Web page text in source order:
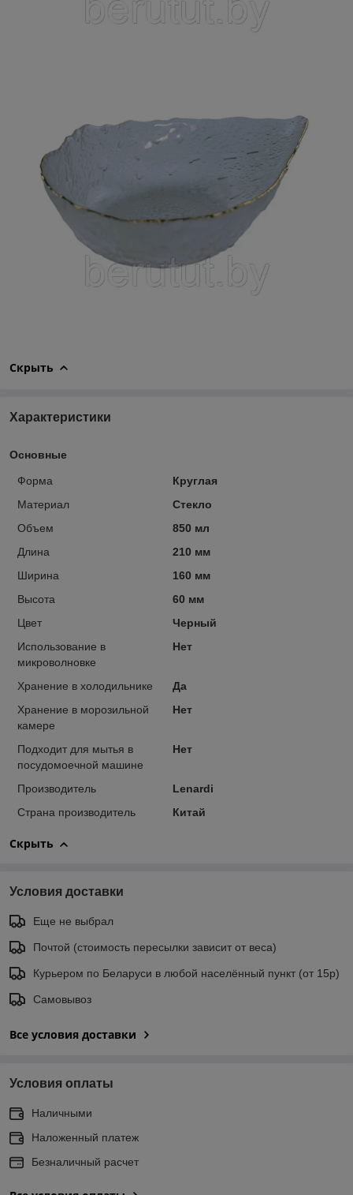
Скрыть
Характеристики
Основные
Форма
Круглая
Материал
Стекло
Объем
850 мл
Длина
210 мм
Ширина
160 мм
Высота
60 мм
Цвет
Черный
Использование в
микроволновке
Нет
Хранение в холодильнике
Да
Хранение в морозильной
камере
Нет
Подходит для мытья в
посудомоечной машине
Нет
Производитель
Lenardi
Страна производитель
Китай
Скрыть
Условия доставки
Еще не выбрал
Почтой (стоимость пересылки зависит от веса)
Курьером по Беларуси в любой населённый пункт (от 15р)
Самовывоз
Все условия доставки
Условия оплаты
Наличными
Наложенный платеж
Безналичный расчет